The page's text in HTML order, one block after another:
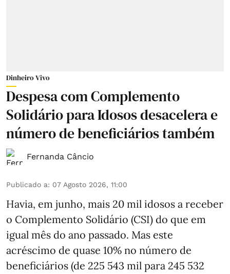
Dinheiro Vivo
Despesa com Complemento
Solidário para Idosos desacelera e
número de beneficiários também
Fernanda Câncio
Publicado a: 07 Agosto 2026, 11:00
Havia, em junho, mais 20 mil idosos a receber
o Complemento Solidário (CSI) do que em
igual mês do ano passado. Mas este
acréscimo de quase 10% no número de
beneficiários (de 225 543 mil para 245 532